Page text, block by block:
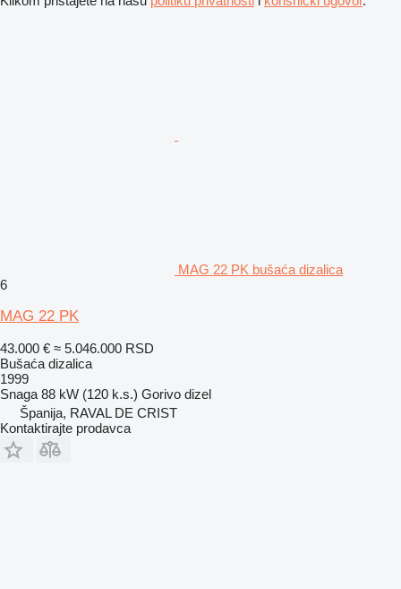
MAG 22 PK bušaća dizalica
6
MAG 22 PK
43.000 € ≈ 5.046.000 RSD
Bušaća dizalica
1999
Snaga 88 kW (120 k.s.) Gorivo dizel
Španija, RAVAL DE CRIST
Kontaktirajte prodavca